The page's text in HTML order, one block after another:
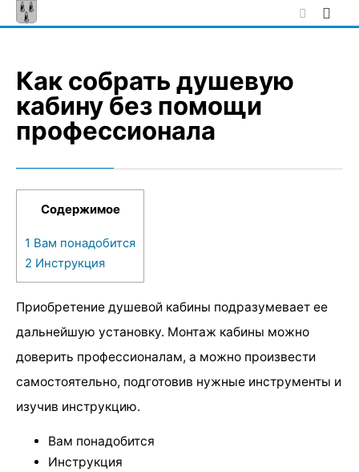
Skip
to
Как собрать душевую
кабину без помощи
профессионала
Содержимое
1 Вам понадобится
2 Инструкция
Приобретение душевой кабины подразумевает ее
дальнейшую установку. Монтаж кабины можно
доверить профессионалам, а можно произвести
самостоятельно, подготовив нужные инструменты и
изучив инструкцию.
Вам понадобится
Инструкция